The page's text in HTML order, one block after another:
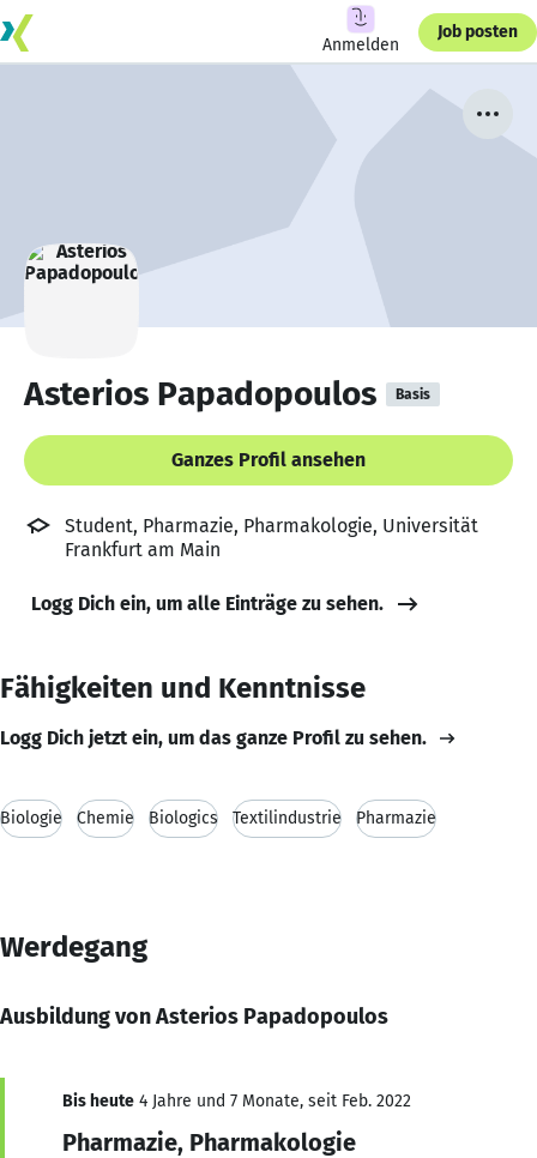
Anmelden
Job posten
Asterios Papadopoulos Basis
Ganzes Profil ansehen
Student, Pharmazie, Pharmakologie, Universität
Frankfurt am Main
Logg Dich ein, um alle Einträge zu sehen.
Fähigkeiten und Kenntnisse
Logg Dich jetzt ein, um das ganze Profil zu sehen.
Biologie Chemie Biologics Textilindustrie Pharmazie
Werdegang
Ausbildung von Asterios Papadopoulos
Bis heute 4 Jahre und 7 Monate, seit Feb. 2022
Pharmazie, Pharmakologie